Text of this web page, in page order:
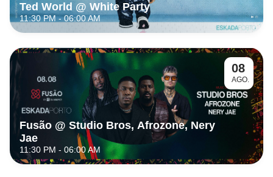
Ted World @ White Party
11:30 PM- 06:00 AM
08
AGO.
Fusão @ Studio Bros, Afrozone, Nery
Jae
11:30 PM - 06:00 AM